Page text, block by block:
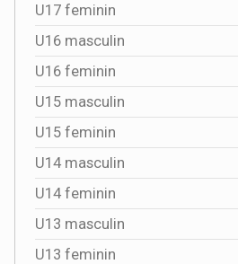
U17 feminin
U16 masculin
U16 feminin
U15 masculin
U15 feminin
U14 masculin
U14 feminin
U13 masculin
U13 feminin